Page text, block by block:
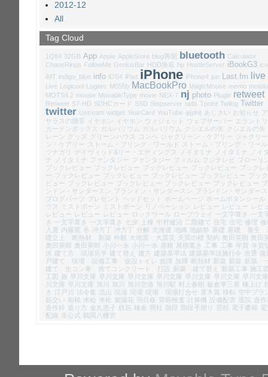
2012-12
All
Tag Cloud
1Q84 32GB App Apple AppleStore blog再開 bluetooth Calculator
ChaosRings FollowMe GeniusBar HDD換装 hp HustleServer iBookG3
iMT indigo_blue info iOS4 iPad iPhone iPhone4 jun Last.fm live
Live Logicool Logitec M555b MacBookPro MagicMouse memo
MOTS4.2 mouse MovableType movie NEX-7 nj photo Plugin retweet
Retweet S7-HD SDHCカード SSD Stepserver tads Tpoint Twilog Twitter
twitter Ustream widget YearCard YouTube φ[phi] あじさい お知らせ
サラスの贖罪 イヤホン イヤホン ウィジェット ウェブサーバー
エラント
カーテンボックス
ガルバリウム ガルバリウム クシエルの矢 クシエルの矢
レーン グッズ グリーンハウス コンペ ジャクリーン・ケアリー ジャクリー
ン・ケアリー ストーム・ブリング・ワールド
ストーム・ブリング・ワー
ツナガリ
デイヴィッド&リー・エディングス ノイタミナ ノイタミナ
ノイ
ナ
ノイタミナ ファンタジー ファンタジー フィルム フジテレビ
フローリ
ブックレビュー ブックレビュー ブックレビュー ブックレビュー ブックレ
ー ブックレビュー ブックレビュー ブックレビュー ブックレビュー ブッ
ビュー ブックレビュー ブックレビュー ブックレビュー ブックレビュー
ンドン・サンダースン ブランドン・サンダースン ブランドン・サンダー
ブログパーツ プレゼント ヘッドセット ホームページ ホームボタンシール
ウス
ミストボーン ミストボーン リノベーション レビュー レビュー レビ
レビュー レビュー レビュー ロックウール ロープウェイ 一文字葺き
一文
き
一文字葺き 一文字葺き 七夕 上棟 中村健治 二階建て 住宅 住宅 修理
入選
内藤寛 冬 冲方丁 冲方丁 分解 北海道 地縄 地鎮祭 基礎 基礎 養生
礎立上 断熱材 新築 外観 大地震 大震災 天冥の標 契約 奥田英朗 奥田
奥田英郎 奥田英郎 小川一水 小川一水 屋根 屋根葺き 工事 工事 年賀 年賀
床 建て方 現場見学 建て替え 建方 建築基準法 建築基準法施行令 当選
復
戸建て 現場 設備工事 仮設トイレ 故障 故障 断熱材 新築 新築
新築
建て 生コン車 捨てコンクリート 打設
新築 建て替え 新築工事 施工
工図 旅 早川文庫 早川文庫 早川文庫 早川文庫 早川文庫 早川文庫 早川文庫
川文庫 早川文庫 旭川 旭川 旭川空港 旭川駅 村上春樹 板倉準三展 棟上げ
き
江戸川 法令集 流山 現場 現場 現場 現場打合せ 直木賞 移転 空中ブラ
筋交い 箱根 米松 米松 紫陽花 羽目板 背筋検査 計算機 設備配管 退院 造作
造作枠 遣り方 金丸悠子 鉄筋 鎌倉 間柱 階段 階段手摺り 雲杉 電子書籍
配線 非公式 鶴岡八幡宮